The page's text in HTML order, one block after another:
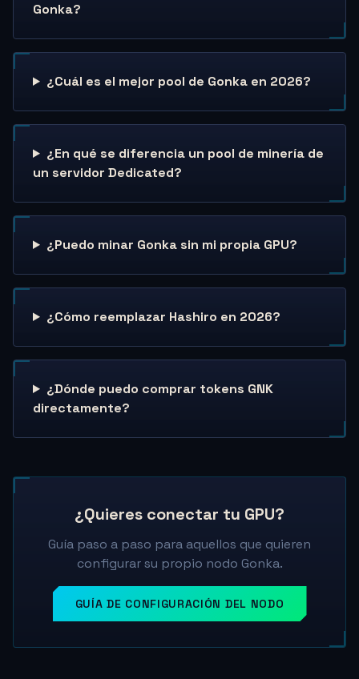
Gonka?
¿Cuál es el mejor pool de Gonka en 2026?
¿En qué se diferencia un pool de minería de
un servidor Dedicated?
¿Puedo minar Gonka sin mi propia GPU?
¿Cómo reemplazar Hashiro en 2026?
¿Dónde puedo comprar tokens GNK
directamente?
¿Quieres conectar tu GPU?
Guía paso a paso para aquellos que quieren
configurar su propio nodo Gonka.
GUÍA DE CONFIGURACIÓN DEL NODO